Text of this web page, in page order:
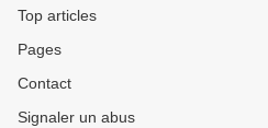
Top articles
Pages
Contact
Signaler un abus